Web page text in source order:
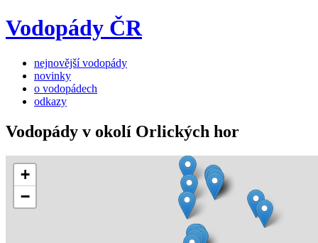
Vodopády ČR
nejnovější vodopády
novinky
o vodopádech
odkazy
Vodopády v okolí Orlických hor
+
−